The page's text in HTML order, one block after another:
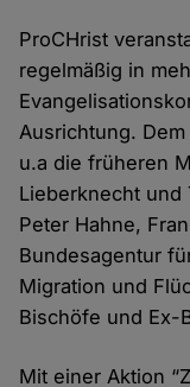
ProCHrist
regelmäßig in
Ausrichtung.
u.a die früheren
Lieberknecht und
Peter Hahne,
Bundesagentur
Migration und
Bischöfe und Ex-
Mit einer Aktion